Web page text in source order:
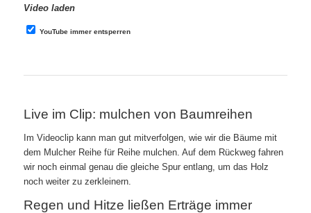
Video laden
YouTube immer entsperren
Live im Clip: mulchen von Baumreihen
Im Videoclip kann man gut mitverfolgen, wie wir die Bäume mit
dem Mulcher Reihe für Reihe mulchen. Auf dem Rückweg fahren
wir noch einmal genau die gleiche Spur entlang, um das Holz
noch weiter zu zerkleinern.
Regen und Hitze ließen Erträge immer